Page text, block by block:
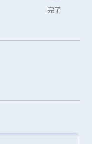
完了